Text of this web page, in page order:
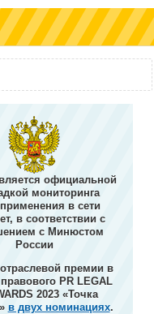
официальной
мониторинга
в сети
в соответствии с
с Минюстом
России
премии в
PR LEGAL
2023 «Точка
в двух номинациях.